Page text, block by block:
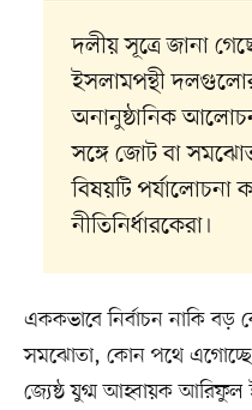
দলীয় সূত্রে জানা
ইসলামপন্থী
অনানুষ্ঠানিক
সঙ্গে জোট বা
বিষয়টি
নীতিনির্ধারকেরা।
এককভাবে নির্বাচন নাকি
সমঝোতা, কোন পথে
জ্যেষ্ঠ যুগ্ম আহ্বায়ক